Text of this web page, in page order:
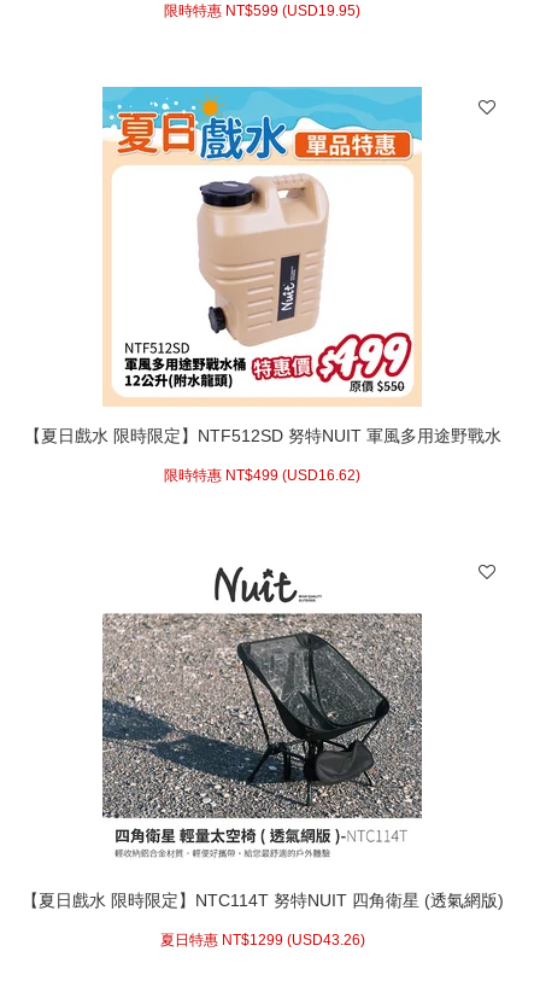
品茗急難救災
限時特惠 NT$599 (USD19.95)
【夏日戲水 限時限定】NTF512SD 努特NUIT 軍風多用途野戰水
品茗急難救災
限時特惠 NT$499 (USD16.62)
【夏日戲水 限時限定】NTC114T 努特NUIT 四角衛星 (透氣網版)
登山 束狀收納 休閒椅
夏日特惠 NT$1299 (USD43.26)